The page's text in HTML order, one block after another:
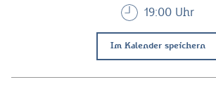
19:00 Uhr
Im Kalender speichern